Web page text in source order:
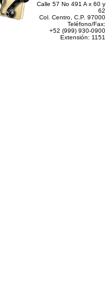
Calle 57 No 491 A x 60 y
62
Col. Centro, C.P. 97000
Teléfono/Fax:
+52 (999) 930-0900
Extensión: 1151